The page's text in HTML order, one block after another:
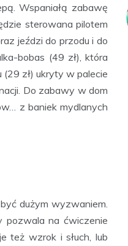
Wspaniałą zabawę
sterowana pilotem
jeździ do przodu i do
bobas (49 zł), która
zł) ukryty w palecie
Do zabawy w dom
z baniek mydlanych
dużym wyzwaniem.
pozwala na ćwiczenie
też wzrok i słuch, lub